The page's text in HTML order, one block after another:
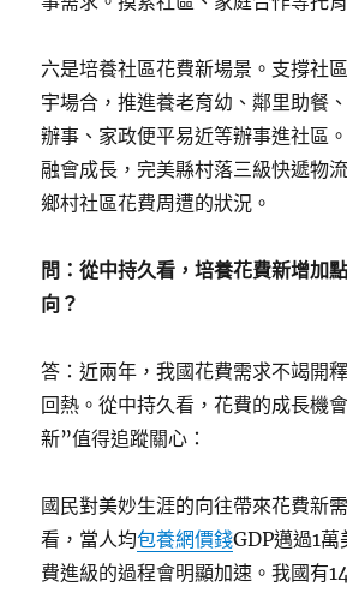
六是培養社區花費新場景。支撐社
宇場合，推進養老育幼、鄰里助餐
辦事、家政便平易近等辦事進社區
融會成長，完美縣村落三級快遞物
鄉村社區花費周遭的狀況。
問：從中持久看，培養花費新增加
向？
答：近兩年，我國花費需求不竭開
回熱。從中持久看，花費的成長機
新”值得追蹤關心：
國民對美妙生涯的向往帶來花費新
看，當人均包養網價錢GDP邁過1
費進級的過程會明顯加速。我國有